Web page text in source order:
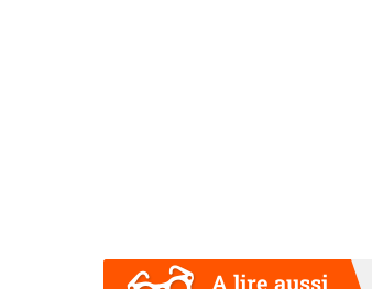
A lire aussi